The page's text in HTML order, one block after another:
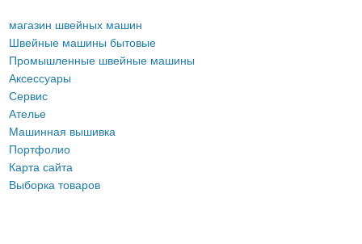
магазин швейных машин
Швейные машины бытовые
Промышленные швейные машины
Аксессуары
Сервис
Ателье
Машинная вышивка
Портфолио
Карта сайта
Выборка товаров